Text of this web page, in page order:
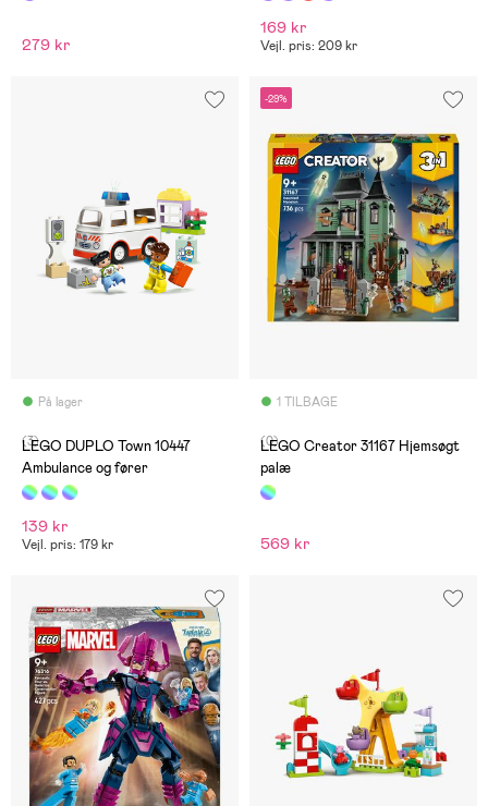
279 kr
169 kr
Vejl. pris: 209 kr
På lager
(3)
LEGO DUPLO Town 10447
Ambulance og fører
139 kr
Vejl. pris: 179 kr
-29%
1 TILBAGE
(0)
LEGO Creator 31167 Hjemsøgt
palæ
569 kr